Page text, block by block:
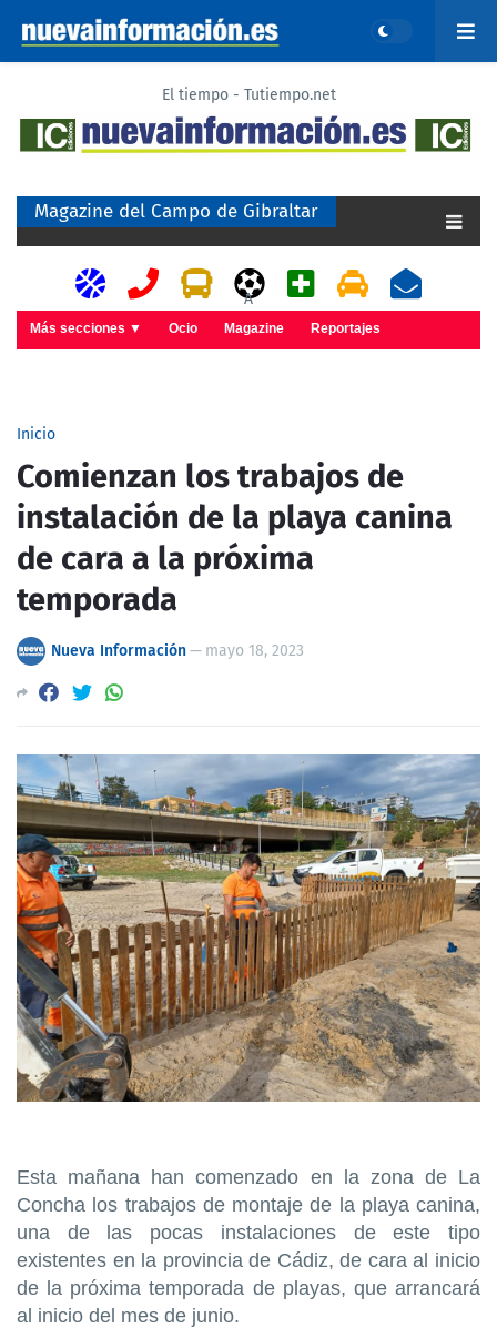
El tiempo - Tutiempo.net
Magazine del Campo de Gibraltar
A
Más secciones ▼ Ocio Magazine Reportajes
Inicio
Comienzan los trabajos de
instalación de la playa canina
de cara a la próxima
temporada
Nueva Información— mayo 18, 2023
Esta mañana han comenzado en la zona de La
Concha los trabajos de montaje de la playa canina,
una de las pocas instalaciones de este tipo
existentes en la provincia de Cádiz, de cara al inicio
de la próxima temporada de playas, que arrancará
al inicio del mes de junio.